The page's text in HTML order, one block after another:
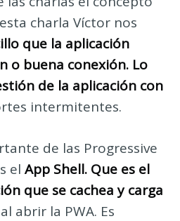
charla Víctor nos
que la aplicación
o buena conexión. Lo
de la aplicación con
intermitentes.
de las Progressive
el App Shell. Que es el
que se cachea y carga
abrir la PWA. Es